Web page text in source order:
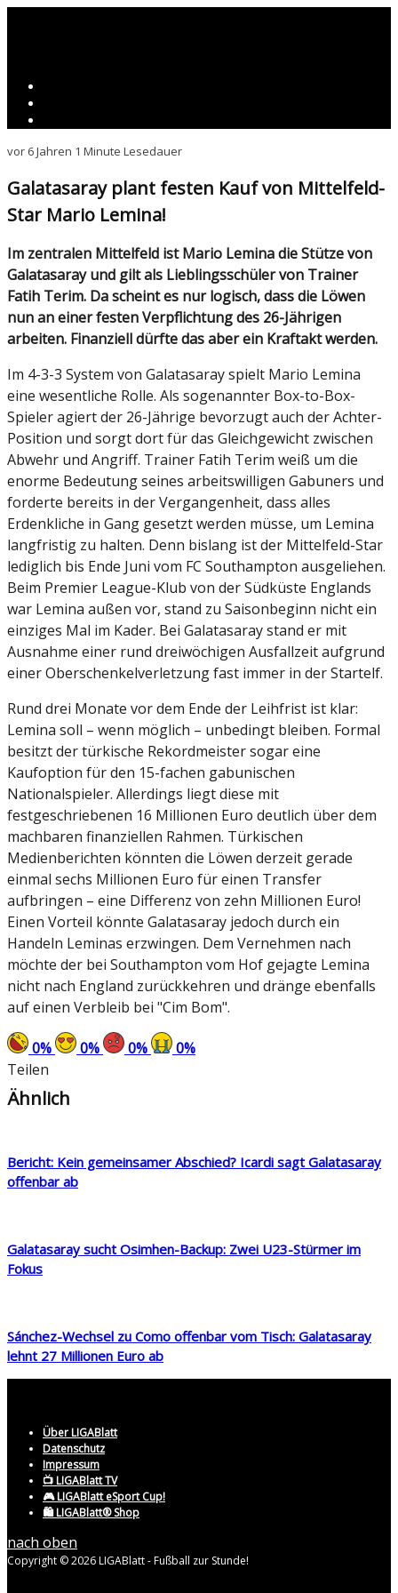
vor 6 Jahren 1 Minute Lesedauer
Galatasaray plant festen Kauf von Mittelfeld-
Star Mario Lemina!
Im zentralen Mittelfeld ist Mario Lemina die Stütze von
Galatasaray und gilt als Lieblingsschüler von Trainer
Fatih Terim. Da scheint es nur logisch, dass die Löwen
nun an einer festen Verpflichtung des 26-Jährigen
arbeiten. Finanziell dürfte das aber ein Kraftakt werden.
Im 4-3-3 System von Galatasaray spielt Mario Lemina
eine wesentliche Rolle. Als sogenannter Box-to-Box-
Spieler agiert der 26-Jährige bevorzugt auch der Achter-
Position und sorgt dort für das Gleichgewicht zwischen
Abwehr und Angriff. Trainer Fatih Terim weiß um die
enorme Bedeutung seines arbeitswilligen Gabuners und
forderte bereits in der Vergangenheit, dass alles
Erdenkliche in Gang gesetzt werden müsse, um Lemina
langfristig zu halten. Denn bislang ist der Mittelfeld-Star
lediglich bis Ende Juni vom FC Southampton ausgeliehen.
Beim Premier League-Klub von der Südküste Englands
war Lemina außen vor, stand zu Saisonbeginn nicht ein
einziges Mal im Kader. Bei Galatasaray stand er mit
Ausnahme einer rund dreiwöchigen Ausfallzeit aufgrund
einer Oberschenkelverletzung fast immer in der Startelf.
Rund drei Monate vor dem Ende der Leihfrist ist klar:
Lemina soll – wenn möglich – unbedingt bleiben. Formal
besitzt der türkische Rekordmeister sogar eine
Kaufoption für den 15-fachen gabunischen
Nationalspieler. Allerdings liegt diese mit
festgeschriebenen 16 Millionen Euro deutlich über dem
machbaren finanziellen Rahmen. Türkischen
Medienberichten könnten die Löwen derzeit gerade
einmal sechs Millionen Euro für einen Transfer
aufbringen – eine Differenz von zehn Millionen Euro!
Einen Vorteil könnte Galatasaray jedoch durch ein
Handeln Leminas erzwingen. Dem Vernehmen nach
möchte der bei Southampton vom Hof gejagte Lemina
nicht nach England zurückkehren und dränge ebenfalls
auf einen Verbleib bei "Cim Bom".
0% 0% 0% 0%
Teilen
Ähnlich
Bericht: Kein gemeinsamer Abschied? Icardi sagt Galatasaray
offenbar ab
Galatasaray sucht Osimhen-Backup: Zwei U23-Stürmer im
Fokus
Sánchez-Wechsel zu Como offenbar vom Tisch: Galatasaray
lehnt 27 Millionen Euro ab
Über LIGABlatt
Datenschutz
Impressum
📺 LIGABlatt TV
🎮 LIGABlatt eSport Cup!
🛍️ LIGABlatt® Shop
nach oben
Copyright © 2026 LIGABlatt - Fußball zur Stunde!